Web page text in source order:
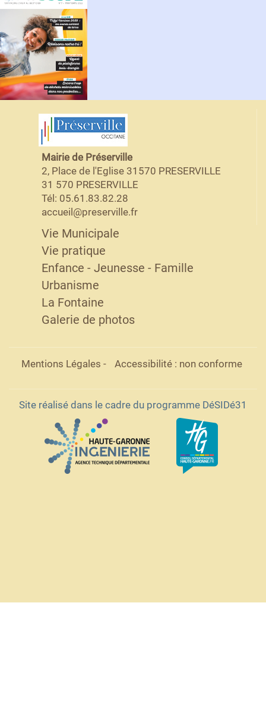
Mairie de Préserville
2, Place de l'Eglise 31570 PRESERVILLE
31 570 PRESERVILLE
Tél: 05.61.83.82.28
accueil@preserville.fr
Vie Municipale
Vie pratique
Enfance - Jeunesse - Famille
Urbanisme
La Fontaine
Galerie de photos
Mentions Légales - Accessibilité : non conforme
Site réalisé dans le cadre du programme DéSIDé31